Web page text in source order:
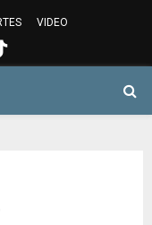
VIDEO